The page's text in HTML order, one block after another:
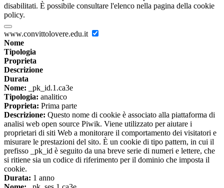
disabilitati. È possibile consultare l'elenco nella pagina della cookie
policy.
www.convittolovere.edu.it
Nome
Tipologia
Proprieta
Descrizione
Durata
Nome: _pk_id.1.ca3e
Tipologia: analitico
Proprieta: Prima parte
Descrizione: Questo nome di cookie è associato alla piattaforma di
analisi web open source Piwik. Viene utilizzato per aiutare i
proprietari di siti Web a monitorare il comportamento dei visitatori e
misurare le prestazioni del sito. È un cookie di tipo pattern, in cui il
prefisso _pk_id è seguito da una breve serie di numeri e lettere, che
si ritiene sia un codice di riferimento per il dominio che imposta il
cookie.
Durata: 1 anno